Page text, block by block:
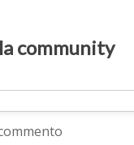
community